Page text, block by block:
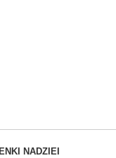
NADZIEI